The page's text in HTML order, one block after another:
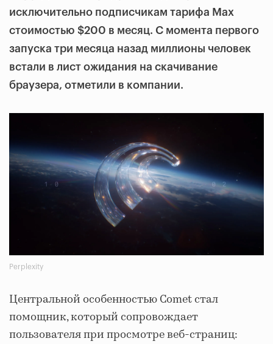
исключительно подписчикам тарифа Max
стоимостью $200 в месяц. С момента первого
запуска три месяца назад миллионы человек
встали в лист ожидания на скачивание
браузера, отметили в компании.
Perplexity
Центральной особенностью Comet стал
помощник, который сопровождает
пользователя при просмотре веб-страниц: